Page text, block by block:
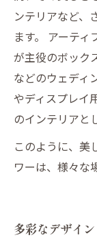
ンテリアなど、
ます。 アーテ
が主役のボック
などのウェディ
やディスプレイ
のインテリアと
このように、美
ワーは、様々な
多彩なデザイン